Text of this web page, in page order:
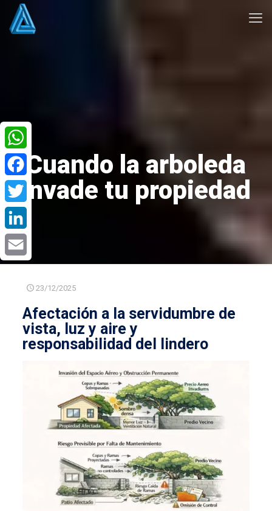
Cuando la arboleda
invade tu propiedad
23/12/2025
Afectación a la servidumbre de
vista, luz y aire y
responsabilidad del lindero
WhatsApp
Facebook
Twitter
LinkedIn
Email